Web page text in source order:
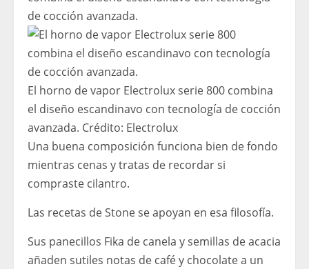
El horno de vapor Electrolux serie 800 combina
el diseño escandinavo con tecnología de cocción
avanzada. Crédito: Electrolux
Una buena composición funciona bien de fondo
mientras cenas y tratas de recordar si
compraste cilantro.
Las recetas de Stone se apoyan en esa filosofía.
Sus panecillos Fika de canela y semillas de acacia
añaden sutiles notas de café y chocolate a un